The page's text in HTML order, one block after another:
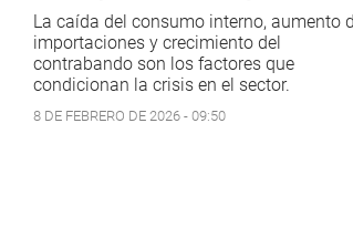
La caída del consumo interno, aumento
importaciones y crecimiento del
contrabando son los factores que
condicionan la crisis en el sector.
8 DE FEBRERO DE 2026 - 09:50